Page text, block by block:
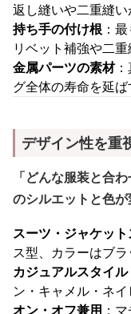
返し縫いや二重縫
持ち手の付け根 ：
リベット補強や二
金属パーツの素材：
グ全体の寿命を延ば
デザイン性を重
「どんな服装と合
のシルエットと色が
スーツ・ジャケッ
ス型、カラーはブ
カジュアルスタイル
ン・キャメル・ネ
オン・オフ兼用 ：